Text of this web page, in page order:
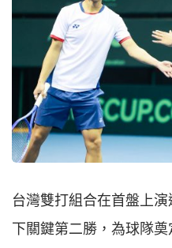
台灣雙打組合在首盤上
下關鍵第二勝，為球隊